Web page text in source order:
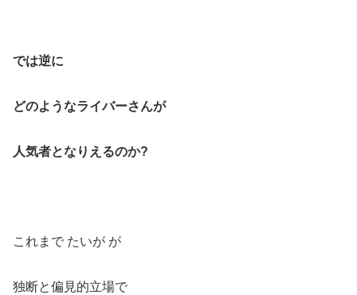
では逆に
どのようなライバーさんが
人気者となりえるのか?
これまで たいが が
独断と偏見的立場で